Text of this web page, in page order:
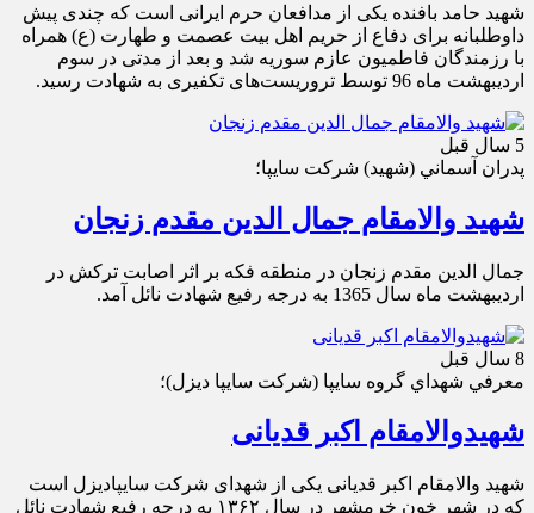
شهید حامد بافنده یکی از مدافعان حرم ایرانی است که چندی پیش
داوطلبانه برای دفاع از حریم اهل بیت عصمت و طهارت (ع) همراه
با رزمندگان فاطمیون عازم سوریه شد و بعد از مدتی در سوم
اردیبهشت ماه 96 توسط تروریست‌های تکفیری به شهادت رسید.
5 سال قبل
پدران آسماني (شهيد) شركت سايپا؛
شهید والامقام جمال الدین مقدم زنجان
جمال الدین مقدم زنجان در منطقه فکه بر اثر اصابت ترکش در
اردیبهشت ماه سال 1365 به درجه رفیع شهادت نائل آمد.
8 سال قبل
معرفي شهداي گروه سايپا (شركت سايپا ديزل)؛
شهیدوالامقام اکبر قدیانی
شهید والامقام اکبر قدیانی یکی از شهدای شرکت سایپادیزل است
که در شهر خون خرمشهر در سال ۱۳۶۲ به درجه رفیع شهادت نائل